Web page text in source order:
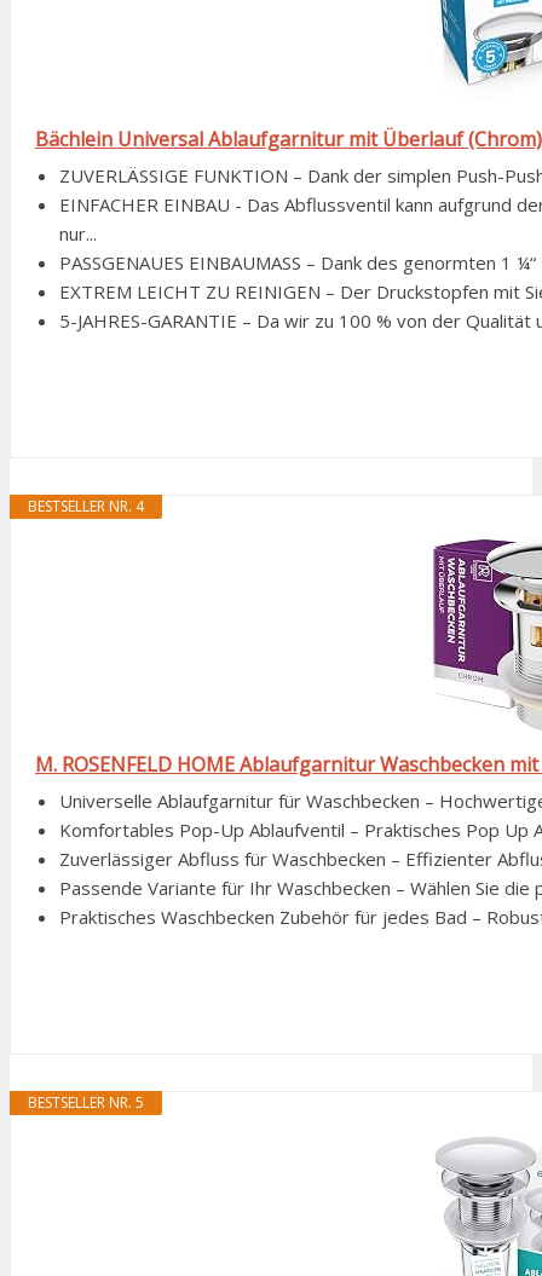
Bächlein Universal Ablaufgarnitur mit Überlauf
ZUVERLÄSSIGE FUNKTION – Dank der simplen Push-
EINFACHER EINBAU - Das Abflussventil kann aufgrund
nur...
PASSGENAUES EINBAUMASS – Dank des genormten 1
EXTREM LEICHT ZU REINIGEN – Der Druckstopfen mit
5-JAHRES-GARANTIE – Da wir zu 100 % von der
BESTSELLER NR. 4
M. ROSENFELD HOME Ablaufgarnitur Waschbecken
Universelle Ablaufgarnitur für Waschbecken –
Komfortables Pop-Up Ablaufventil – Praktisches Pop Up
Zuverlässiger Abfluss für Waschbecken – Effizienter
Passende Variante für Ihr Waschbecken – Wählen Sie
Praktisches Waschbecken Zubehör für jedes Bad –
BESTSELLER NR. 5